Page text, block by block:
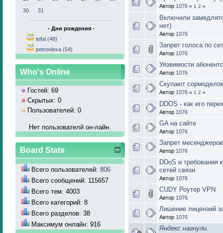
30
31
- Дни рождения -
tefal (48)
petrovlexa (54)
Who's Online
Гостей: 69
Скрытых: 0
Пользователей: 0
Нет пользователй он-лайн.
Board Stats
Всего пользователей: 806
Всего сообщений: 115657
Всего тем: 4003
Всего категорий: 8
Всего разделов: 38
Максимум онлайн: 916
Автор 1076 « 1 2 »
Включили
нет)
Автор 1076
Запрет голоса по
Автор 1076
Уязвимости
Автор 1076
Скупают
Автор 1076 « 1 2 »
DDOS - как его
Автор 1076
GA на сайте
Автор 1076
Запрет
Автор 1076
DDoS и требования
сетей связи
Автор 1076
CUDY Роутер VPN
Автор 1076
Лишение лицензий
Автор 1076
Яндекс нагнули.